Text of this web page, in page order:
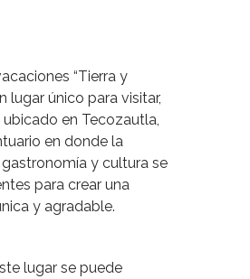
“Tierra y
lugar único para visitar,
en Tecozautla,
en donde la
y cultura se
para crear una
y agradable.
lugar se puede